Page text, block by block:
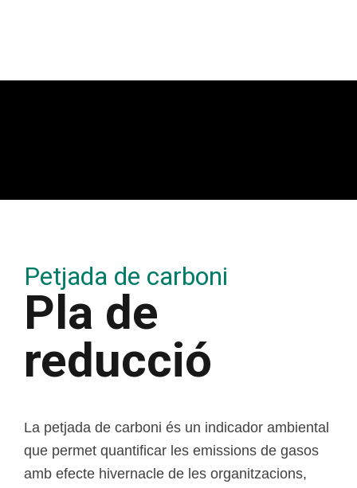
Petjada de carboni
Pla de
reducció
La petjada de carboni és un indicador ambiental
que permet quantificar les emissions de gasos
amb efecte hivernacle de les organitzacions,